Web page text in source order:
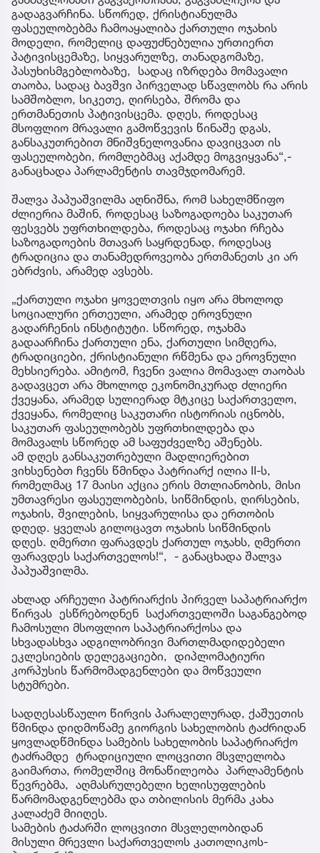
გადაგვარჩინა. სწორედ, ქრისტიანულმა
ფასეულობებმა ჩამოაყალიბა ქართული ოჯახის
მოდელი, რომელიც დაფუძნებულია ურთიერთ
პატივისცემაზე, სიყვარულზე, თანადგომაზე,
პასუხისმგებლობაზე, სადაც იზრდება მომავალი
თაობა, სადაც ბავშვი პირველად სწავლობს რა არის
სამშობლო, სიკეთე, ღირსება, შრომა და
ერთმანეთის პატივისცემა. დღეს, როდესაც
მსოფლიო მრავალი გამოწვევის წინაშე დგას,
განსაკუთრებით მნიშვნელოვანია დავიცვათ ის
ფასეულობები, რომლებმაც აქამდე მოგვიყვანა“,-
განაცხადა პარლამენტის თავმჯდომარემ.
შალვა პაპუაშვილმა აღნიშნა, რომ სახელმწიფო
ძლიერია მაშინ, როდესაც საზოგადოება საკუთარ
ფესვებს უფრთხილდება, როდესაც ოჯახი რჩება
საზოგადოების მთავარ საყრდენად, როდესაც
ტრადიცია და თანამედროვეობა ერთმანეთს კი არ
ებრძვის, არამედ ავსებს.
„ქართული ოჯახი ყოველთვის იყო არა მხოლოდ
სოციალური ერთეული, არამედ ეროვნული
გადარჩენის ინსტიტუტი. სწორედ, ოჯახმა
გადაარჩინა ქართული ენა, ქართული სიმღერა,
ტრადიციები, ქრისტიანული რწმენა და ეროვნული
მეხსიერება. ამიტომ, ჩვენი ვალია მომავალ თაობას
გადავცეთ არა მხოლოდ ეკონომიკურად ძლიერი
ქვეყანა, არამედ სულიერად მტკიცე საქართველო,
ქვეყანა, რომელიც საკუთარი ისტორიას იცნობს,
საკუთარ ფასეულობებს უფრთხილდება და
მომავალს სწორედ ამ საფუძველზე აშენებს.
ამ დღეს განსაკუთრებული მადლიერებით
ვიხსენებთ ჩვენს წმინდა პატრიარქ ილია II-ს,
რომელმაც 17 მაისი აქცია ერის მთლიანობის, მისი
უმთავრესი ფასეულობების, სიწმინდის, ღირსების,
ოჯახის, შვილების, სიყვარულისა და ერთობის
დღედ. ყველას გილოცავთ ოჯახის სიწმინდის
დღეს. ღმერთი ფარავდეს ქართულ ოჯახს, ღმერთი
ფარავდეს საქართველოს!“, - განაცხადა შალვა
პაპუაშვილმა.
ახლად არჩეული პატრიარქის პირველ საპატრიარქო
წირვას ესწრებოდნენ საქართველოში საგანგებოდ
ჩამოსული მსოფლიო საპატრიარქოსა და
სხვადასხვა ადგილობრივი მართლმადიდებელი
ეკლესიების დელეგაციები, დიპლომატიური
კორპუსის წარმომადგენლები და მოწვეული
სტუმრები.
სადღესასწაულო წირვის პარალელურად, ქაშუეთის
წმინდა დიდმოწამე გიორგის სახელობის ტაძრიდან
ყოვლადწმინდა სამების სახელობის საპატრიარქო
ტაძრამდე ტრადიციული ლოცვითი მსვლელობა
გაიმართა, რომელშიც მონაწილეობა პარლამენტის
წევრებმა, აღმასრულებელი ხელისუფლების
წარმომადგენლებმა და თბილისის მერმა კახა
კალაძემ მიიღეს.
სამების ტაძარში ლოცვითი მსვლელობიდან
მისული მრევლი საქართველოს კათოლიკოს-